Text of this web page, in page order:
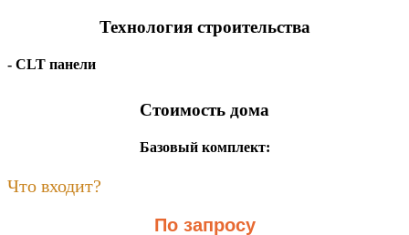
Технология строительства
- CLT панели
Стоимость дома
Базовый комплект:
Что входит?
По запросу